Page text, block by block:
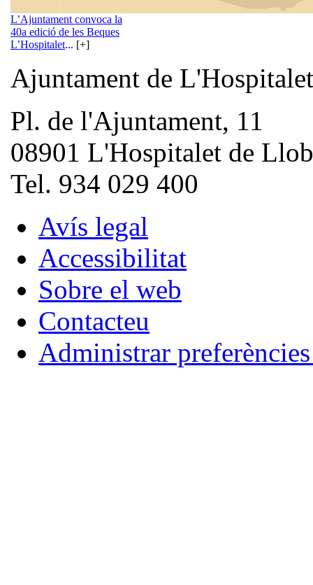
L’Ajuntament convoca la
40a edició de les Beques
L’Hospitalet... [+]
Ajuntament de L'Hospitalet
Pl. de l'Ajuntament, 11
08901 L'Hospitalet de
Tel. 934 029 400
Avís legal
Accessibilitat
Sobre el web
Contacteu
Administrar